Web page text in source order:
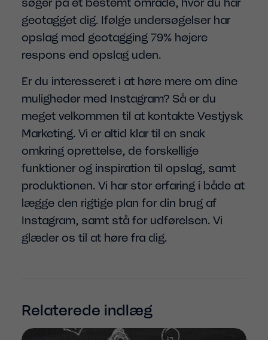
geotagget dig. Ifølge undersøgelser har
opslag med geotagging 79% højere
respons end opslag uden.
Er du interesseret i at høre mere om dine
muligheder med Instagram? Så er du
meget velkommen til at kontakte Vestjysk
Marketing. Vi er altid klar til en snak
omkring oprettelse, de forskellige
funktioner og inspiration til opslag, samt
produktionen. Vi har stor erfaring i både at
lægge den rigtige plan for din brug af
Instagram, samt stå for udførelsen. Vi
glæder os til at høre fra dig.
Relaterede indlæg